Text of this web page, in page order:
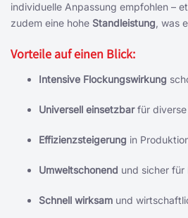
individuelle Anpassung empfohlen –
zudem eine hohe Standleistung, was
Vorteile auf einen Blick:
Intensive Flockungswirkung
Universell einsetzbarfür diverse
Effizienzsteigerung in
Umweltschonend und sicher
Schnell wirksam und